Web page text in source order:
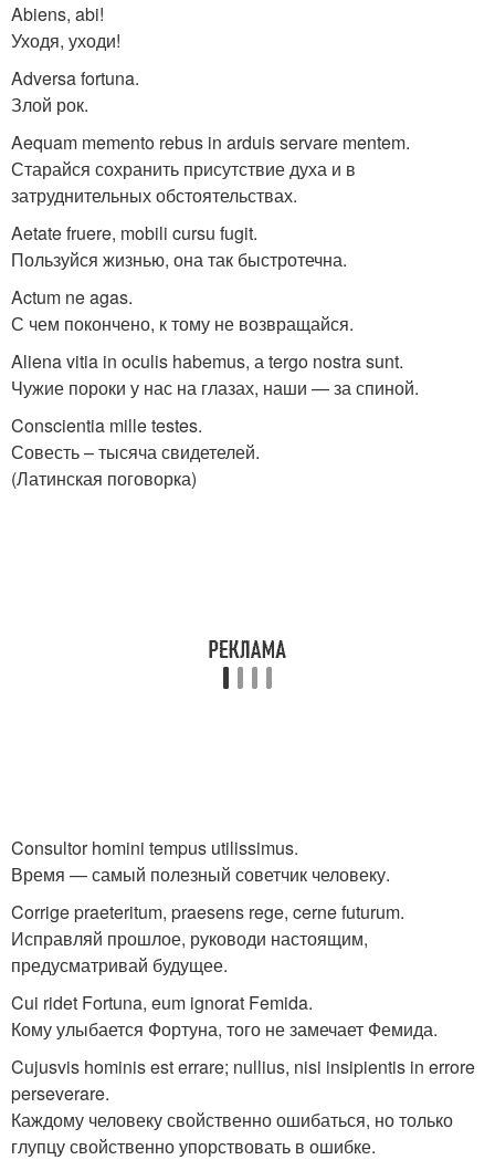
Abiens, abi!
Уходя, уходи!
Adversa fortuna.
Злой рок.
Aequam memento rebus in arduis servare mentem.
Старайся сохранить присутствие духа и в
затруднительных обстоятельствах.
Aetate fruere, mobili cursu fugit.
Пользуйся жизнью, она так быстротечна.
Actum ne agas.
С чем покончено, к тому не возвращайся.
Aliena vitia in oculis habemus, а tergo nostra sunt.
Чужие пороки у нас на глазах, наши — за спиной.
Conscientia mille testes.
Совесть – тысяча свидетелей.
(Латинская поговорка)
Consultor homini tempus utilissimus.
Время — самый полезный советчик человеку.
Corrige praeteritum, praesens rege, cerne futurum.
Исправляй прошлое, руководи настоящим,
предусматривай будущее.
Cui ridet Fortuna, eum ignorat Femida.
Кому улыбается Фортуна, того не замечает Фемида.
Cujusvis hominis est errare; nullius, nisi insipientis in errore
perseverare.
Каждому человеку свойственно ошибаться, но только
глупцу свойственно упорствовать в ошибке.